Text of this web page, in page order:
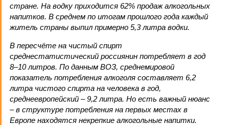
стране. На водку приходится 62% продаж алкогольных
напитков. В среднем по итогам прошлого года каждый
житель страны выпил примерно 5,3 литра водки.
В пересчёте на чистый спирт
среднестатистический россиянин по­требляет в год
8–10 литров. По данным ВОЗ, среднемировой
показатель потребления алкоголя составляет 6,2
литра чистого спирта на человека в год,
среднеевропейский – 9,2 литра. Но есть важный нюанс
– в структуре потребления на первых местах в
Европе находятся некрепкие алкогольные напитки.